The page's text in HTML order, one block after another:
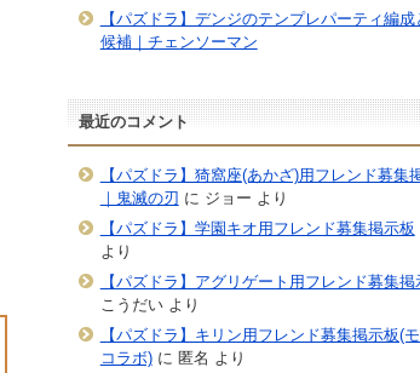
【パズドラ】デンジのテンプレパーティ編成
候補｜チェンソーマン
最近のコメント
【パズドラ】猗窩座(あかざ)用フレンド募集
｜鬼滅の刃 に ジョー より
【パズドラ】学園キオ用フレンド募集掲示板
より
【パズドラ】アグリゲート用フレンド募集掲
こうだいより
【パズドラ】キリン用フレンド募集掲示板(
コラボ)に 匿名 より